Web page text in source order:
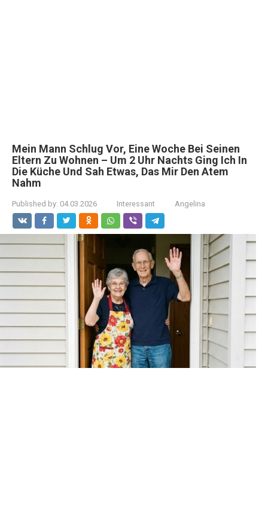
Mein Mann Schlug Vor, Eine Woche Bei Seinen
Eltern Zu Wohnen – Um 2 Uhr Nachts Ging Ich In
Die Küche Und Sah Etwas, Das Mir Den Atem
Nahm
Published by: 04.03.2026 Interessant Angelina